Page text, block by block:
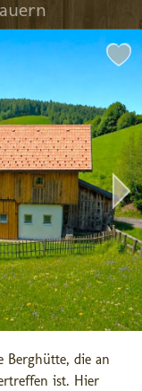
Berghütte, die an
ist. Hier